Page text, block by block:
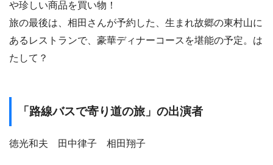
や珍しい商品を買い物！
旅の最後は、相田さんが予約した、生まれ故郷の東村山に
あるレストランで、豪華ディナーコースを堪能の予定。は
たして？
「路線バスで寄り道の旅」の出演者
徳光和夫 田中律子 相田翔子